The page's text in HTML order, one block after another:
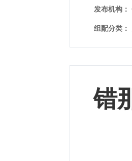
发布机构：
组配分类：
错